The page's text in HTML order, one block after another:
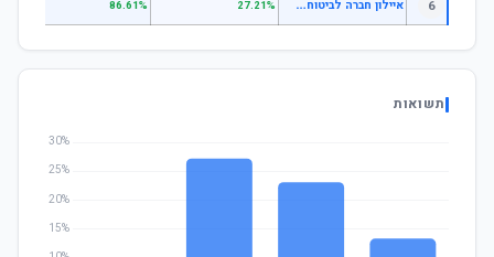
6 א
יילון חברה לביטוח בע"מ מניות 27.21%
86.61%
תשואות